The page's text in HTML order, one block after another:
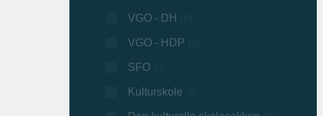
VGO - DH
VGO - HDP
SFO(0)
Kulturskole